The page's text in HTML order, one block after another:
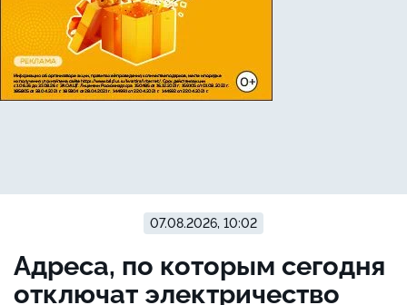
07.08.2026, 10:02
Адреса, по которым сегодня
отключат электричество